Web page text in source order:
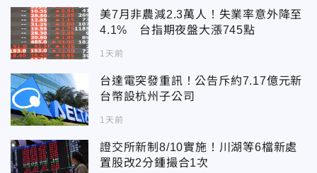
美7月非農減2.3萬人！失業率意外降至
4.1% 台指期夜盤大漲745點
1天前
台達電突發重訊！公告斥約7.17億元新
台幣設杭州子公司
1天前
證交所新制8/10實施！川湖等6檔新處
置股改2分鍾撮合1次